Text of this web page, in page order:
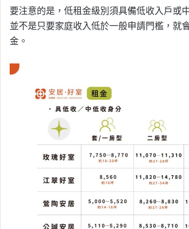
要注意的是，低租金級別須具備低收入戶或
並不是只要家庭收入低於一般申請門檻，就
金。